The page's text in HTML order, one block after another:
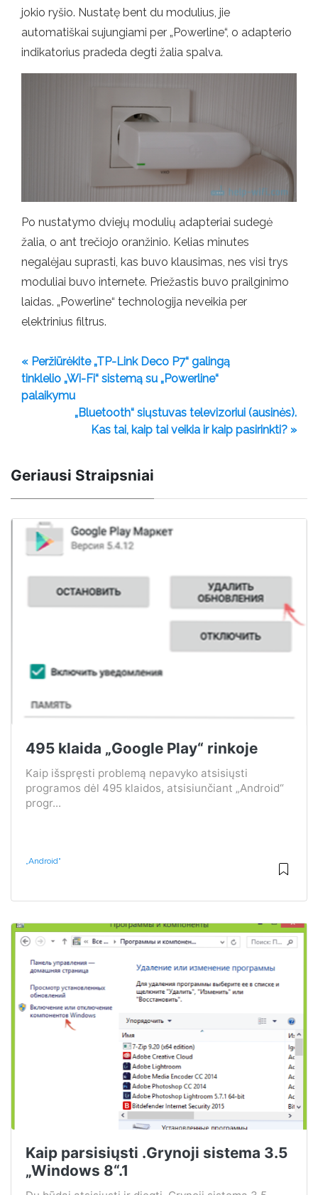
jokio ryšio. Nustatę bent du modulius, jie
automatiškai sujungiami per „Powerline“, o adapterio
indikatorius pradeda degti žalia spalva.
Po nustatymo dviejų modulių adapteriai sudegė
žalia, o ant trečiojo oranžinio. Kelias minutes
negalėjau suprasti, kas buvo klausimas, nes visi trys
moduliai buvo internete. Priežastis buvo prailginimo
laidas. „Powerline“ technologija neveikia per
elektrinius filtrus.
« Peržiūrėkite „TP-Link Deco P7“ galingą
tinklelio „Wi-Fi“ sistemą su „Powerline“
palaikymu
„Bluetooth“ siųstuvas televizoriui (ausinės).
Kas tai, kaip tai veikia ir kaip pasirinkti? »
Geriausi Straipsniai
495 klaida „Google Play“ rinkoje
Kaip išspręsti problemą nepavyko atsisiųsti
programos dėl 495 klaidos, atsisiunčiant „Android“
progr...
„Android“
Kaip parsisiųsti .Grynoji sistema 3.5
„Windows 8“.1